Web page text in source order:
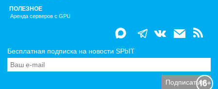
ПОЛЕЗНОЕ
Аренда серверов с GPU
Бесплатная подписка на новости SPbIT